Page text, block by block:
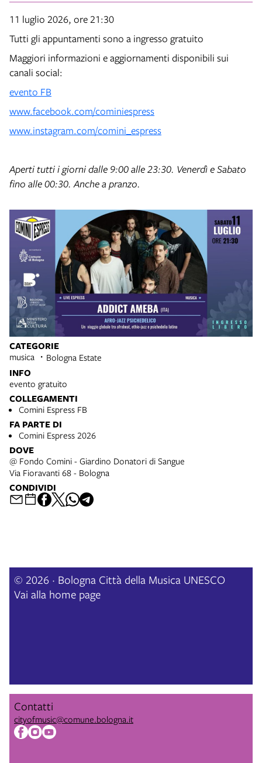
CATEGORIE
musica Bologna Estate
INFO
evento gratuito
COLLEGAMENTI
Comini Espress FB
FA PARTE DI
Comini Espress 2026
DOVE
@ Fondo Comini - Giardino Donatori di Sangue
Via Fioravanti 68 - Bologna
CONDIVIDI
11 luglio 2026, ore 21:30
Tutti gli appuntamenti sono a ingresso gratuito
Maggiori informazioni e aggiornamenti disponibili sui
canali social:
evento FB
www.facebook.com/cominiespress
www.instagram.com/comini_espress
Aperti tutti i giorni dalle 9:00 alle 23:30. Venerdì e Sabato
fino alle 00:30. Anche a pranzo.
© 2026 · Bologna Città della Musica UNESCO
Vai alla home page
Contatti
cityofmusic@comune.bologna.it